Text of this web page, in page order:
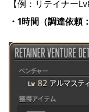
【例：リテイナー
・1時間（調達